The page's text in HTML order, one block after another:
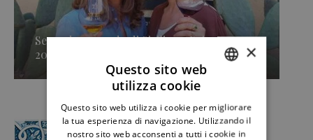
Secondo approdo di Sicilia en Primeur
2026, Caruso & Minini »
ENGLISH
×
Questo sito web
utilizza cookie
Questo sito web utilizza i cookie per migliorare
la tua esperienza di navigazione. Utilizzando il
nostro sito web acconsenti a tutti i cookie in